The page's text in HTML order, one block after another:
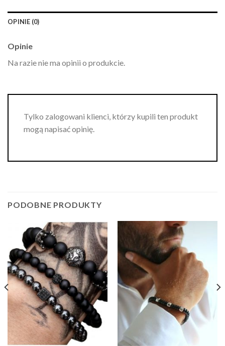
OPINIE (0)
Opinie
Na razie nie ma opinii o produkcie.
Tylko zalogowani klienci, którzy kupili ten produkt
mogą napisać opinię.
PODOBNE PRODUKTY